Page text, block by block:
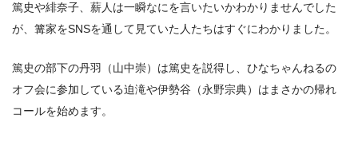
篤史や緋奈子、薪人は一瞬なにを言いたいかわかりませんでした
が、篝家をSNSを通して見ていた人たちはすぐにわかりました。
篤史の部下の丹羽（山中崇）は篤史を説得し、ひなちゃんねるの
オフ会に参加している迫滝や伊勢谷（永野宗典）はまさかの帰れ
コールを始めます。